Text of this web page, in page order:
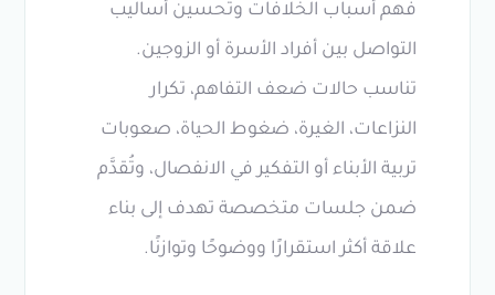
فهم أسباب الخلافات وتحسين أساليب
التواصل بين أفراد الأسرة أو الزوجين.
تناسب حالات ضعف التفاهم، تكرار
النزاعات، الغيرة، ضغوط الحياة، صعوبات
تربية الأبناء أو التفكير في الانفصال، وتُقدَّم
ضمن جلسات متخصصة تهدف إلى بناء
علاقة أكثر استقرارًا ووضوحًا وتوازنًا.